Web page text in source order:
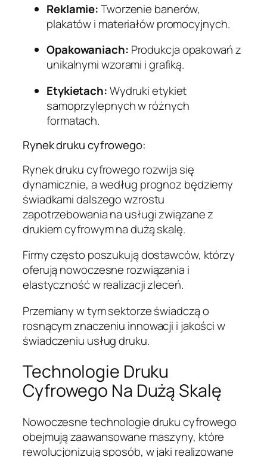
Reklamie:Tworzenie banerów,
plakatów i materiałów promocyjnych.
Opakowaniach: Produkcja opakowań z
unikalnymi wzorami i grafiką.
Etykietach:Wydruki etykiet
samoprzylepnych w różnych
formatach.
Rynek druku cyfrowego:
Rynek druku cyfrowego rozwija się
dynamicznie, a według prognoz będziemy
świadkami dalszego wzrostu
zapotrzebowania na usługi związane z
drukiem cyfrowym na dużą skalę.
Firmy często poszukują dostawców, którzy
oferują nowoczesne rozwiązania i
elastyczność w realizacji zleceń.
Przemiany w tym sektorze świadczą o
rosnącym znaczeniu innowacji i jakości w
świadczeniu usług druku.
Technologie Druku
Cyfrowego Na Dużą Skalę
Nowoczesne technologie druku cyfrowego
obejmują zaawansowane maszyny, które
rewolucjonizują sposób, w jaki realizowane